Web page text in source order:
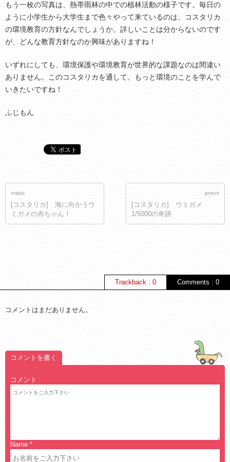
もう一枚の写真は、熱帯雨林の中での植林活動の様子です。毎日の
ように小学生から大学生まで色々やって来ているのは、コスタリカ
の環境教育の方針なんでしょうか。詳しいことは分からないのです
が、どんな教育方針なのか興味がありますね！
いずれにしても、環境保護や環境教育が世界的な課題なのは間違い
ありません。このコスタリカを通して、もっと環境のことを学んで
いきたいですね！
ふじもん
«next
[コスタリカ] 海に向かうウ
ミガメの赤ちゃん！
prev»
[コスタリカ] ウミガメ
1/5000の奇跡
Comments : 0
Trackback : 0
コメントはまだありません。
コメントを書く
コメント
Name *